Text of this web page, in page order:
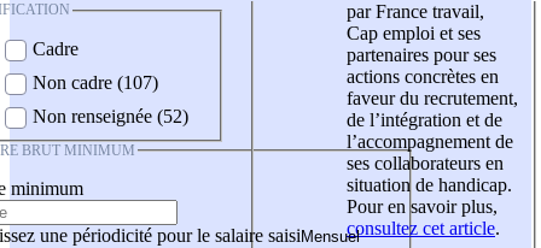
Cadre
Non cadre (107)
Non renseignée (52)
BRUT MINIMUM
minimum
une périodicité pour le salaire saisi
par France travail,
Cap emploi et ses
partenaires pour ses
actions concrètes en
faveur du recrutement,
de l’intégration et de
l’accompagnement de
ses collaborateurs en
situation de handicap.
Pour en savoir plus,
consultez cet article.